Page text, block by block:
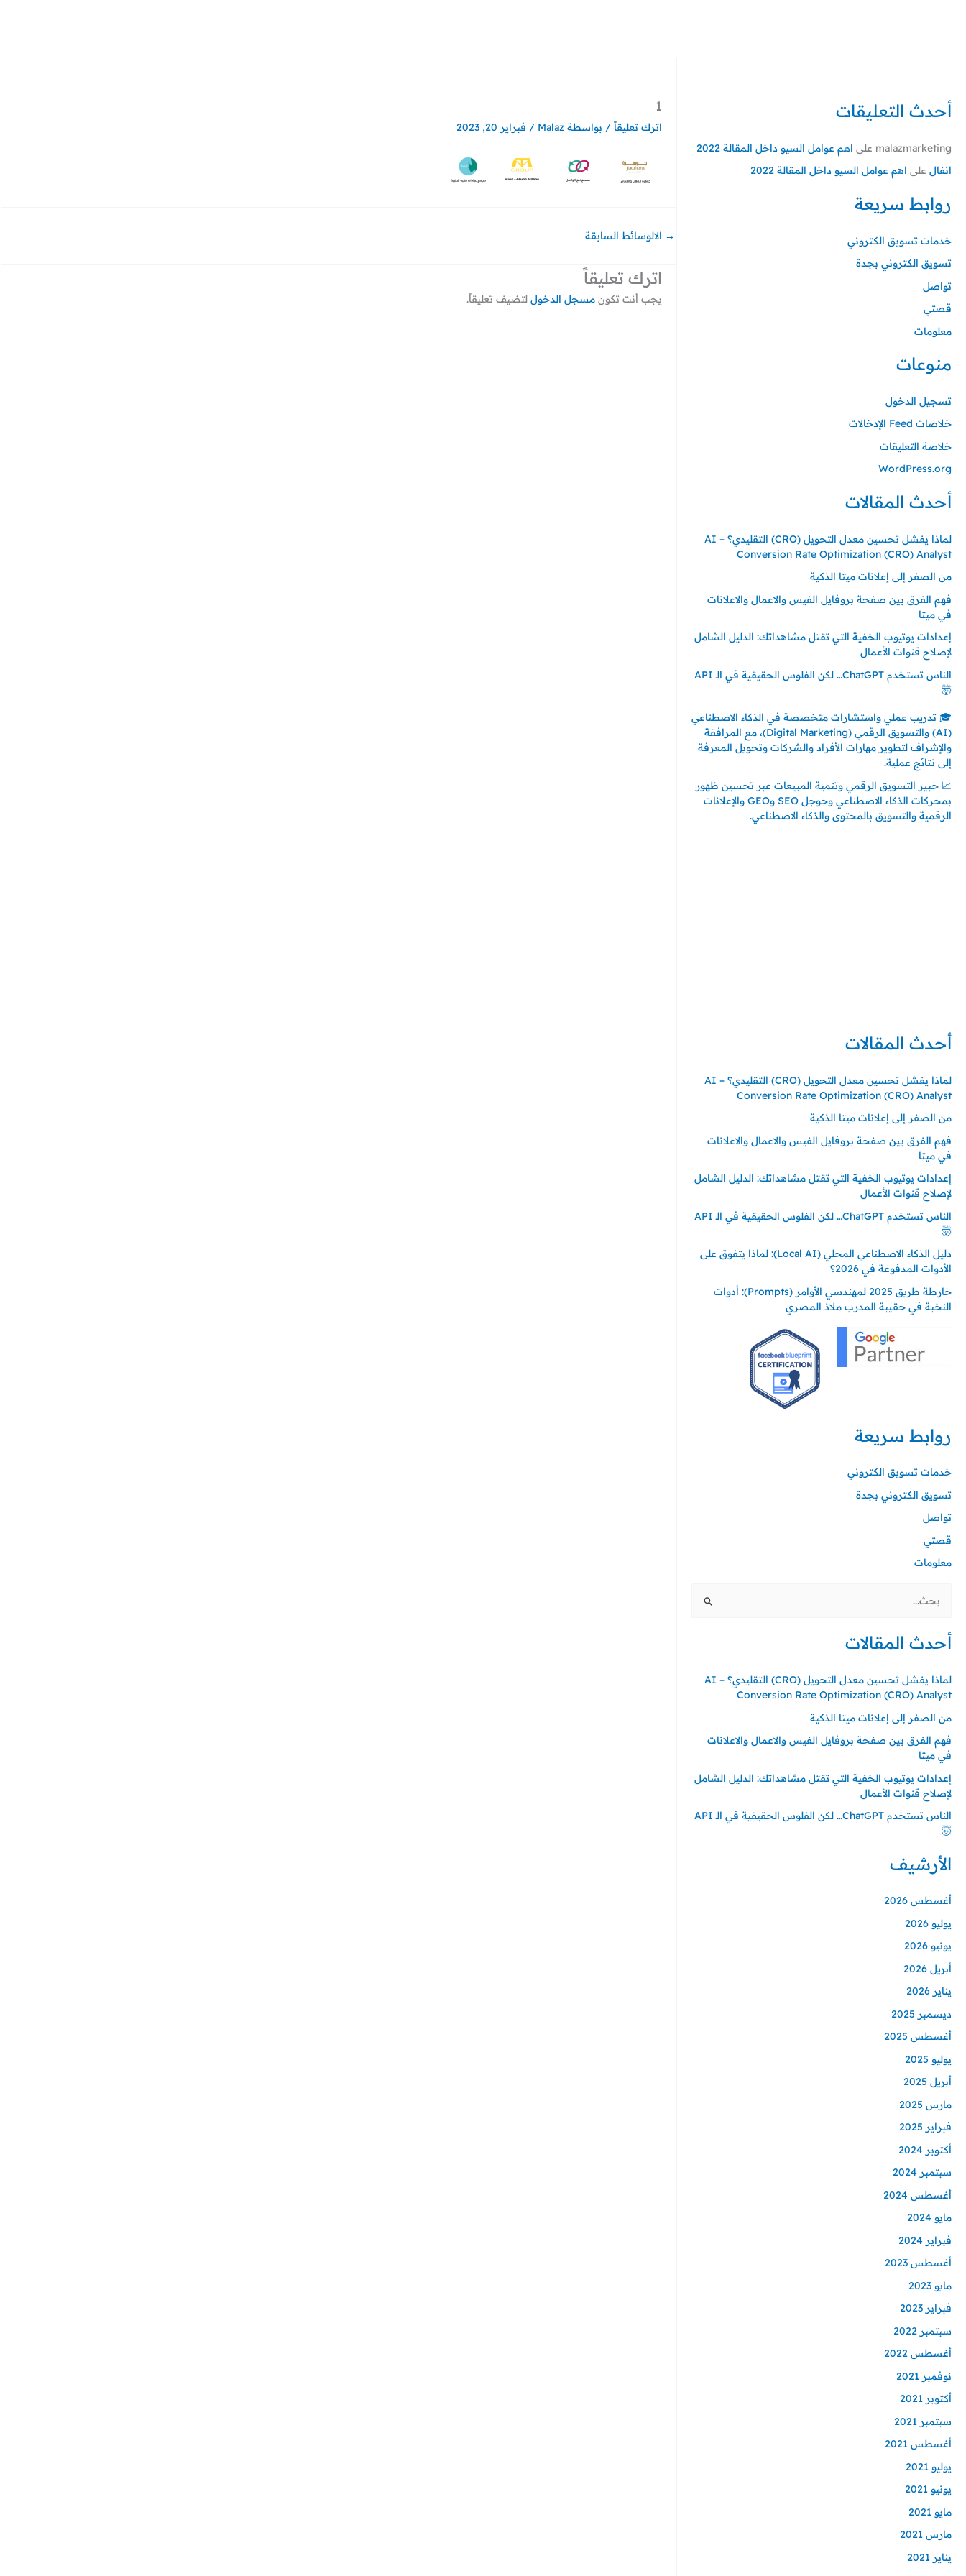
أحدث التعليقات
malazmarketing على اهم عوامل السيو داخل المقالة 2022
انفال على اهم عوامل السيو داخل المقالة 2022
روابط سريعة
خدمات تسويق الكتروني
تسويق الكتروني بجدة
تواصل
قصتي
معلومات
منوعات
تسجيل الدخول
خلاصات Feed الإدخالات
خلاصة التعليقات
WordPress.org
أحدث المقالات
لماذا يفشل تحسين معدل التحويل (CRO) التقليدي؟ – AI
Conversion Rate Optimization (CRO) Analyst
من الصفر إلى إعلانات ميتا الذكية
فهم الفرق بين صفحة بروفايل الفيس والاعمال والاعلانات
في ميتا
إعدادات يوتيوب الخفية التي تقتل مشاهداتك: الدليل الشامل
لإصلاح قنوات الأعمال
الناس تستخدم ChatGPT… لكن الفلوس الحقيقية في الـ API
🤯
🎓 تدريب عملي واستشارات متخصصة في الذكاء الاصطناعي
(AI) والتسويق الرقمي (Digital Marketing)، مع المرافقة
والإشراف لتطوير مهارات الأفراد والشركات وتحويل المعرفة
إلى نتائج عملية.
📈 خبير التسويق الرقمي وتنمية المبيعات عبر تحسين ظهور
بمحركات الذكاء الاصطناعي وجوجل SEO وGEO والإعلانات
الرقمية والتسويق بالمحتوى والذكاء الاصطناعي.
أحدث المقالات
لماذا يفشل تحسين معدل التحويل (CRO) التقليدي؟ – AI
Conversion Rate Optimization (CRO) Analyst
من الصفر إلى إعلانات ميتا الذكية
فهم الفرق بين صفحة بروفايل الفيس والاعمال والاعلانات
في ميتا
إعدادات يوتيوب الخفية التي تقتل مشاهداتك: الدليل الشامل
لإصلاح قنوات الأعمال
الناس تستخدم ChatGPT… لكن الفلوس الحقيقية في الـ API
🤯
دليل الذكاء الاصطناعي المحلي (Local AI): لماذا يتفوق على
الأدوات المدفوعة في 2026؟
خارطة طريق 2025 لمهندسي الأوامر (Prompts): أدوات
النخبة في حقيبة المدرب ملاذ المصري
روابط سريعة
خدمات تسويق الكتروني
تسويق الكتروني بجدة
تواصل
قصتي
معلومات
البحث
أحدث المقالات
لماذا يفشل تحسين معدل التحويل (CRO) التقليدي؟ – AI
Conversion Rate Optimization (CRO) Analyst
من الصفر إلى إعلانات ميتا الذكية
فهم الفرق بين صفحة بروفايل الفيس والاعمال والاعلانات
في ميتا
إعدادات يوتيوب الخفية التي تقتل مشاهداتك: الدليل الشامل
لإصلاح قنوات الأعمال
الناس تستخدم ChatGPT… لكن الفلوس الحقيقية في الـ API
🤯
الأرشيف
أغسطس 2026
يوليو 2026
يونيو 2026
أبريل 2026
يناير 2026
ديسمبر 2025
أغسطس 2025
يوليو 2025
أبريل 2025
مارس 2025
فبراير 2025
أكتوبر 2024
سبتمبر 2024
أغسطس 2024
مايو 2024
فبراير 2024
أغسطس 2023
مايو 2023
فبراير 2023
سبتمبر 2022
أغسطس 2022
نوفمبر 2021
أكتوبر 2021
سبتمبر 2021
أغسطس 2021
يوليو 2021
يونيو 2021
مايو 2021
مارس 2021
يناير 2021
1
اترك تعليقاً / بواسطة Malaz
/ فبراير 20, 2023
→ الالوسائط السابقة
اترك تعليقاً
يجب أنت تكونمسجل الدخول لتضيف تعليقاً.